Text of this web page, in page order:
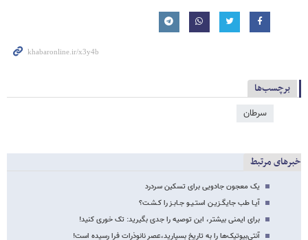
برچسب‌ها
سرطان
خبرهای مرتبط
یک معجون جادویی برای تسکین سردرد
آیـا طب جایگـزیـن استـیـو جـابـز را کـشـت؟
برای ایمنی بیشتر، این توصیه را جدی بگیرید: تک خوری کنید!
آنتی‌بیوتیک‌ها را به تاریخ بسپارید،عصر نانوذرات فرا رسیده است!